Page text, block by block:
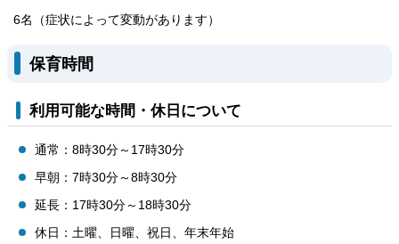
6名（症状によって変動があります）
保育時間
利用可能な時間・休日について
通常：8時30分～17時30分
早朝：7時30分～8時30分
延長：17時30分～18時30分
休日：土曜、日曜、祝日、年末年始